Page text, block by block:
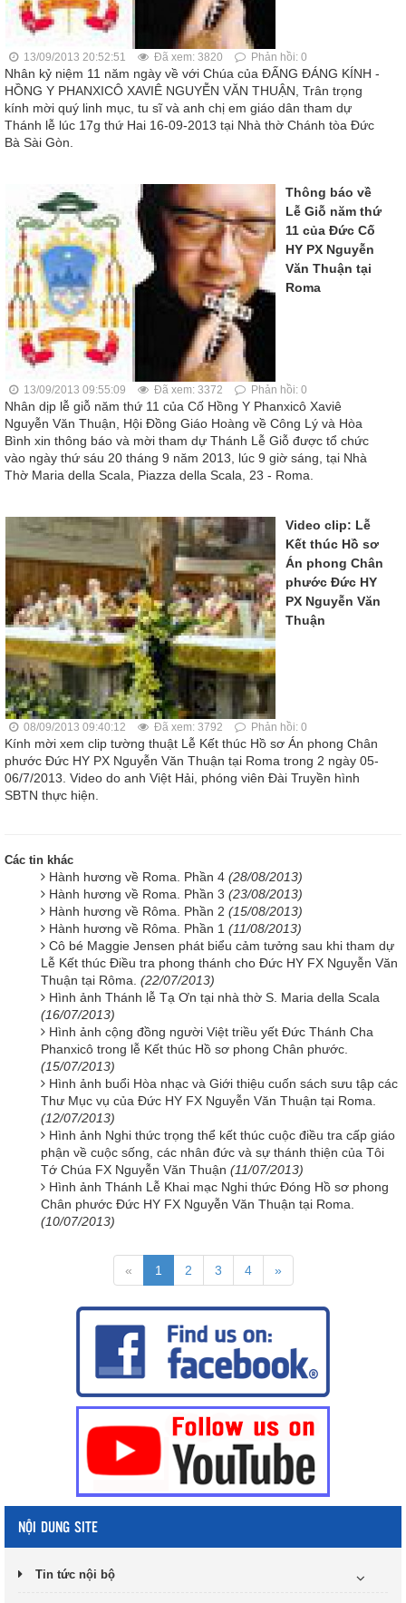
13/09/2013 20:52:51 Đã xem: 3820 Phản hồi: 0
Nhân kỷ niệm 11 năm ngày về với Chúa của ĐẤNG ĐÁNG KÍNH -
HỒNG Y PHANXICÔ XAVIÊ NGUYỄN VĂN THUẬN, Trân trọng
kính mời quý linh mục, tu sĩ và anh chị em giáo dân tham dự
Thánh lễ lúc 17g thứ Hai 16-09-2013 tại Nhà thờ Chánh tòa Đức
Bà Sài Gòn.
Thông báo về
Lễ Giỗ năm thứ
11 của Đức Cố
HY PX Nguyễn
Văn Thuận tại
Roma
13/09/2013 09:55:09 Đã xem: 3372 Phản hồi: 0
Nhân dịp lễ giỗ năm thứ 11 của Cố Hồng Y Phanxicô Xaviê
Nguyễn Văn Thuận, Hội Đồng Giáo Hoàng về Công Lý và Hòa
Bình xin thông báo và mời tham dự Thánh Lễ Giỗ được tổ chức
vào ngày thứ sáu 20 tháng 9 năm 2013, lúc 9 giờ sáng, tại Nhà
Thờ Maria della Scala, Piazza della Scala, 23 - Roma.
Video clip: Lễ
Kết thúc Hồ sơ
Án phong Chân
phước Đức HY
PX Nguyễn Văn
Thuận
08/09/2013 09:40:12 Đã xem: 3792 Phản hồi: 0
Kính mời xem clip tường thuật Lễ Kết thúc Hồ sơ Án phong Chân
phước Đức HY PX Nguyễn Văn Thuận tại Roma trong 2 ngày 05-
06/7/2013. Video do anh Việt Hải, phóng viên Đài Truyền hình
SBTN thực hiện.
Các tin khác
Hành hương về Roma. Phần 4 (28/08/2013)
Hành hương về Roma. Phần 3 (23/08/2013)
Hành hương về Rôma. Phần 2 (15/08/2013)
Hành hương về Rôma. Phần 1 (11/08/2013)
Cô bé Maggie Jensen phát biểu cảm tưởng sau khi tham dự
Lễ Kết thúc Điều tra phong thánh cho Đức HY FX Nguyễn Văn
Thuận tại Rôma. (22/07/2013)
Hình ảnh Thánh lễ Tạ Ơn tại nhà thờ S. Maria della Scala
(16/07/2013)
Hình ảnh cộng đồng người Việt triều yết Đức Thánh Cha
Phanxicô trong lễ Kết thúc Hồ sơ phong Chân phước.
(15/07/2013)
Hình ảnh buổi Hòa nhạc và Giới thiệu cuốn sách sưu tập các
Thư Mục vụ của Đức HY FX Nguyễn Văn Thuận tại Roma.
(12/07/2013)
Hình ảnh Nghi thức trọng thể kết thúc cuộc điều tra cấp giáo
phận về cuộc sống, các nhân đức và sự thánh thiện của Tôi
Tớ Chúa FX Nguyễn Văn Thuận (11/07/2013)
Hình ảnh Thánh Lễ Khai mạc Nghi thức Đóng Hồ sơ phong
Chân phước Đức HY FX Nguyễn Văn Thuận tại Roma.
(10/07/2013)
« 1 2 3 4 »
NỘI DUNG SITE
Tin tức nội bộ